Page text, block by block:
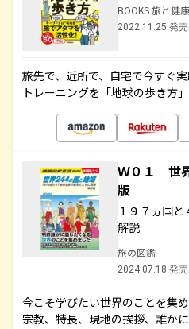
BOOKS 旅と健康
2022.11.25 発売
旅先で、近所で、自宅で今すぐ
トレーニングを「地球の歩き方
Ｗ０１ 世
版
１９７ヵ国
解説
旅の図鑑
2024.07.18 発売
今こそ学びたい世界のことを集
宗教、特長、現地の挨拶、誰か